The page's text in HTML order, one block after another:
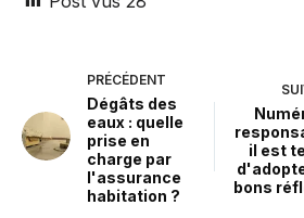
PRÉCÉDENT
Dégâts des
eaux : quelle
prise en
charge par
l'assurance
habitation ?
il est
bons